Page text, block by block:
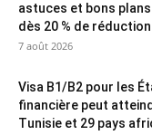
astuces et bons
dès 20 % de réduction
7 août 2026
Visa B1/B2 pour les
financière peut
Tunisie et 29 pays